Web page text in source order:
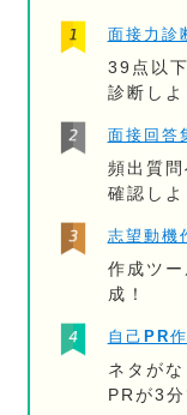
面接力診
39点以
診断しよ
面接回答
頻出質
確認しよ
志望動機
作成ツ
成！
自己PR
ネタが
PRが3